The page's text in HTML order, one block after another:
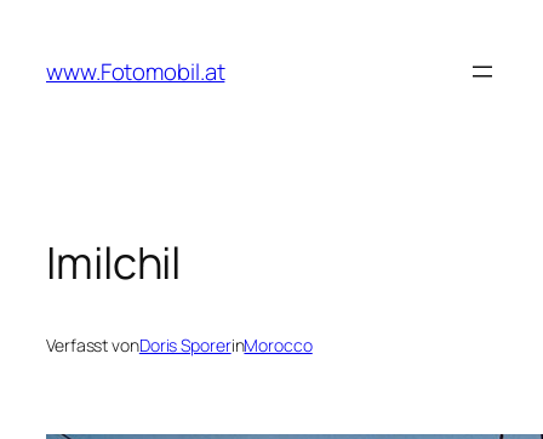
springen
www.Fotomobil.at
Imilchil
Verfasst vonDoris SporerinMorocco